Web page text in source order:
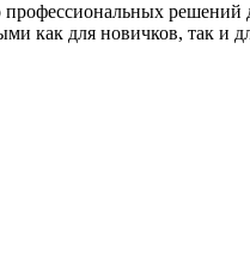
решений
как для новичков, так и